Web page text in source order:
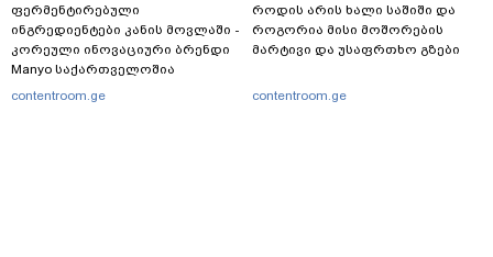
ფერმენტირებული
ინგრედიენტები კანის მოვლაში -
კორეული ინოვაციური ბრენდი
Manyo საქართველოშია
contentroom.ge
როდის არის ხალი საშიში და
როგორია მისი მოშორების
მარტივი და უსაფრთხო გზები
contentroom.ge